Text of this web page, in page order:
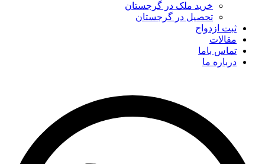
خرید ملک در گرجستان
تحصیل در گرجستان
ثبت ازدواج
مقالات
تماس باما
درباره ما